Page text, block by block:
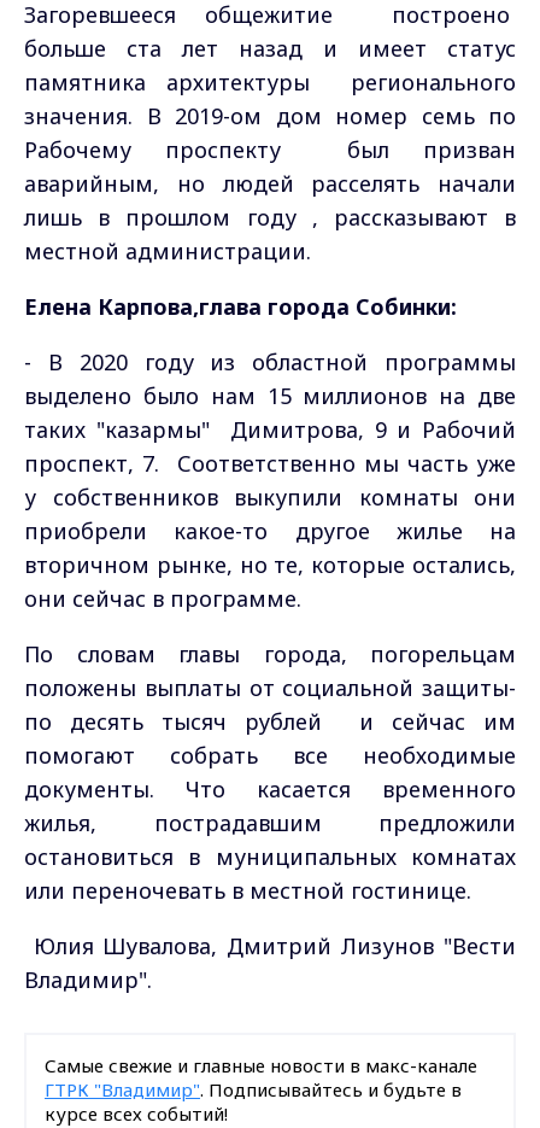
Загоревшееся общежитие построено
больше ста лет назад и имеет статус
памятника архитектуры регионального
значения. В 2019-ом дом номер семь по
Рабочему проспекту был призван
аварийным, но людей расселять начали
лишь в прошлом году , рассказывают в
местной администрации.
Елена Карпова,глава города Собинки:
- В 2020 году из областной программы
выделено было нам 15 миллионов на две
таких "казармы" Димитрова, 9 и Рабочий
проспект, 7. Соответственно мы часть уже
у собственников выкупили комнаты они
приобрели какое-то другое жилье на
вторичном рынке, но те, которые остались,
они сейчас в программе.
По словам главы города, погорельцам
положены выплаты от социальной защиты-
по десять тысяч рублей и сейчас им
помогают собрать все необходимые
документы. Что касается временного
жилья, пострадавшим предложили
остановиться в муниципальных комнатах
или переночевать в местной гостинице.
Юлия Шувалова, Дмитрий Лизунов "Вести
Владимир".
Самые свежие и главные новости в макс-канале
ГТРК "Владимир". Подписывайтесь и будьте в
курсе всех событий!